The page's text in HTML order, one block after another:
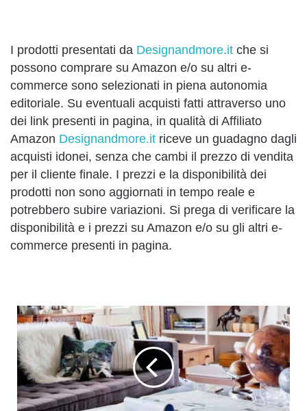
I prodotti presentati da Designandmore.it che si
possono comprare su Amazon e/o su altri e-
commerce sono selezionati in piena autonomia
editoriale. Su eventuali acquisti fatti attraverso uno
dei link presenti in pagina, in qualità di Affiliato
Amazon Designandmore.it riceve un guadagno dagli
acquisti idonei, senza che cambi il prezzo di vendita
per il cliente finale. I prezzi e la disponibilità dei
prodotti non sono aggiornati in tempo reale e
potrebbero subire variazioni. Si prega di verificare la
disponibilità e i prezzi su Amazon e/o su gli altri e-
commerce presenti in pagina.